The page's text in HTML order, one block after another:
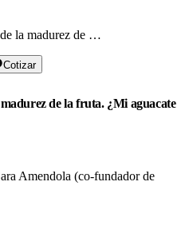
Control de la madurez de la fruta
Cotizar
de la fruta. ¿Mi aguacate
Amendola (co-fundador de